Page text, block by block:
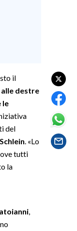
il
destre
le
del
. «Lo
tutti
la